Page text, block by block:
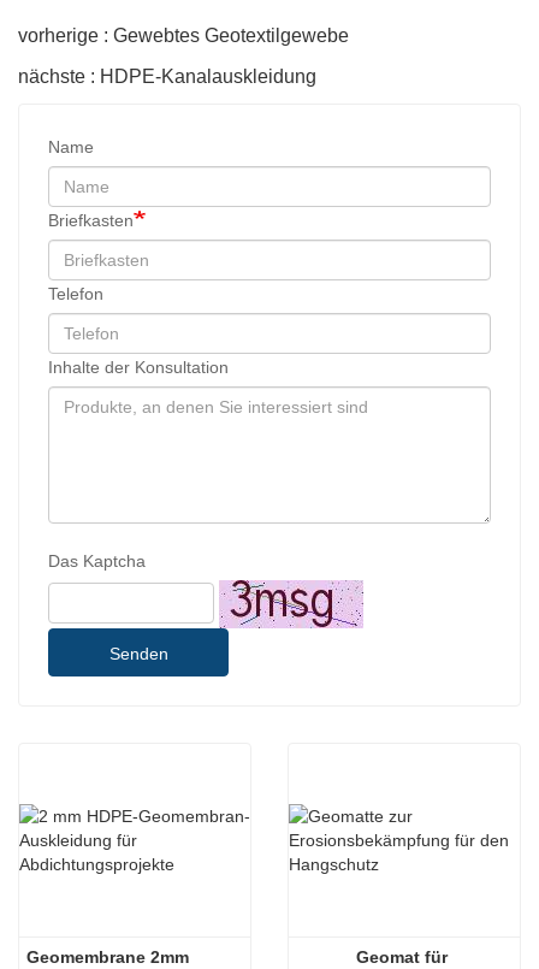
vorherige : Gewebtes Geotextilgewebe
nächste : HDPE-Kanalauskleidung
Name
Briefkasten
Telefon
Inhalte der Konsultation
Das Kaptcha
Senden
Geomembrane 2mm
Geomat für